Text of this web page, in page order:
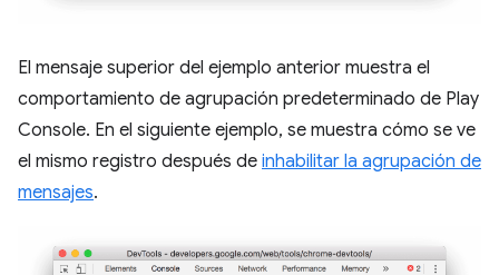
El mensaje superior del ejemplo anterior muestra el
comportamiento de agrupación predeterminado de Play
Console. En el siguiente ejemplo, se muestra cómo se ve
el mismo registro después de inhabilitar la agrupación de
mensajes.